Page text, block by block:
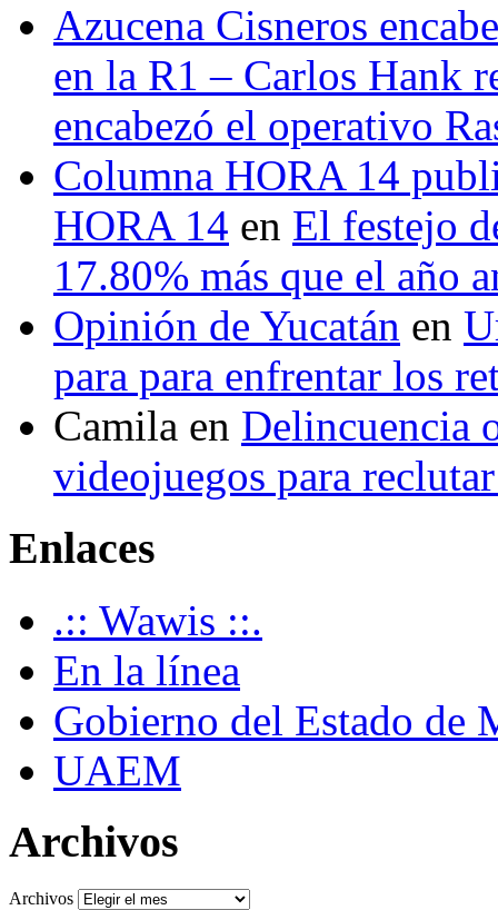
Azucena Cisneros
en la R1 – Carlos Hank
encabezó el operativo
Columna HORA 14
HORA 14 en El festejo
17.80% más que el año
Opinión de Yucatán en
para para enfrentar los
Camila en Delincuencia
videojuegos para
Enlaces
.:: Wawis ::.
En la línea
Gobierno del Estado de
UAEM
Archivos
Archivos